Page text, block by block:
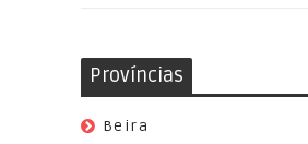
Províncias
Beira